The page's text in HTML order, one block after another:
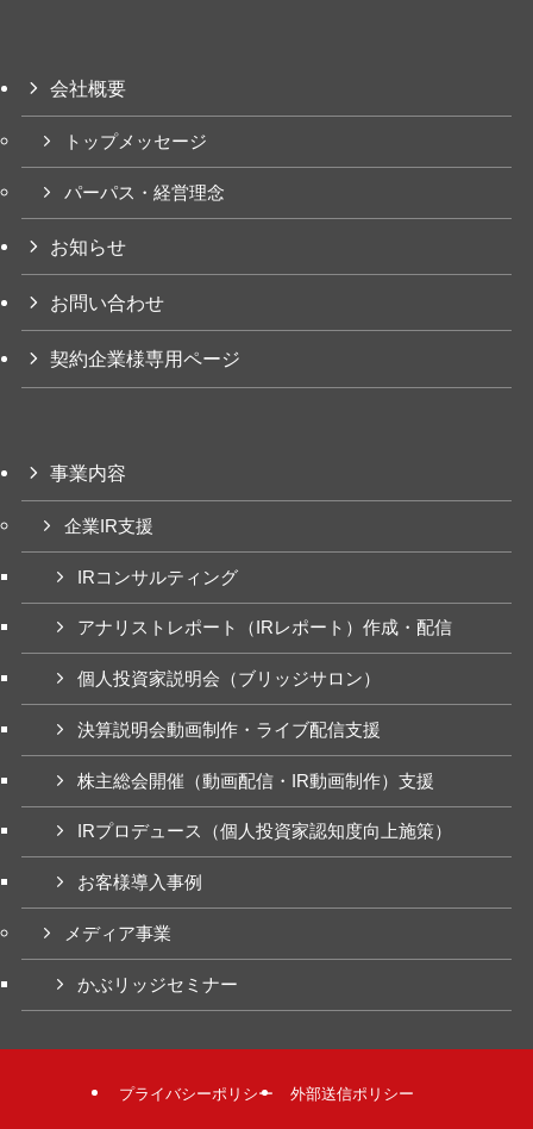
会社概要
トップメッセージ
パーパス・経営理念
お知らせ
お問い合わせ
契約企業様専用ページ
事業内容
企業IR支援
IRコンサルティング
アナリストレポート（IRレポート）作成・配信
個人投資家説明会（ブリッジサロン）
決算説明会動画制作・ライブ配信支援
株主総会開催（動画配信・IR動画制作）支援
IRプロデュース（個人投資家認知度向上施策）
お客様導入事例
メディア事業
かぶリッジセミナー
プライバシーポリシー 外部送信ポリシー